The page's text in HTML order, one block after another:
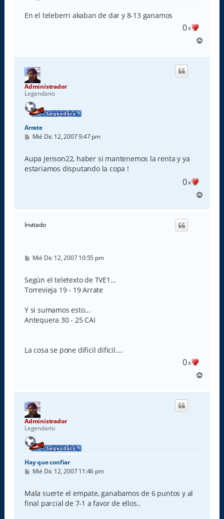
En el teleberri akaban de dar y 8-13 ganamos
0x
r
Administrador
Legendario
Arrate
M
s
a
j
Mié Dic 12, 2007 9:47 pm
Aupa Jenson22, haber si mantenemos la renta y ya
estariamos disputando la copa !
0x
r
Invitado
M
s
a
j
Mié Dic 12, 2007 10:55 pm
Según el teletexto de TVE1...
Torrevieja 19 - 19 Arrate
Y si sumamos esto...
Antequera 30 - 25 CAI
La cosa se pone dificil dificil....
0x
r
Administrador
Legendario
Hay que confiar
M
s
a
j
Mié Dic 12, 2007 11:46 pm
Mala suerte el empate, ganabamos de 6 puntos y al
final parcial de 7-1 a favor de ellos..